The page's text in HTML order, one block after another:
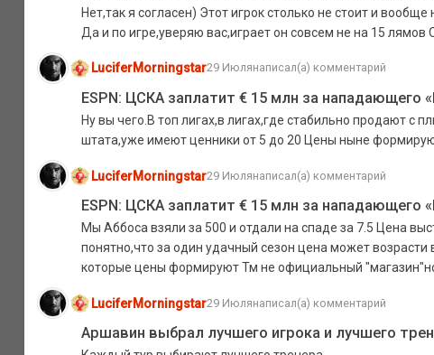
Нет,так я согласен) Этот игрок столько не стоит и
Да и по игре,уверяю вас,играет он совсем не на 15
LuciferMorningstar29 Июлянаписал(а) комментарий
ESPN: ЦСКА заплатит € 15 млн за нападающего
Ну вы чего.В топ лигах,в лигах,где стабильно продают с
штата,уже имеют ценники от 5 до 20 Цены ныне
LuciferMorningstar29 Июлянаписал(а) комментарий
ESPN: ЦСКА заплатит € 15 млн за нападающего
Мы Аббоса взяли за 500 и отдали на спаде за 7.5 Цена
понятно,что за один удачный сезон цена может возрасти
которые цены формируют Тм не официальный
LuciferMorningstar29 Июлянаписал(а) комментарий
Аршавин выбрал лучшего игрока и лучшего